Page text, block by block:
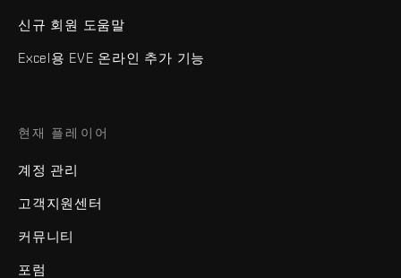
신규 회원 도움말
Excel용 EVE 온라인 추가 기능
현재 플레이어
계정 관리
고객지원센터
커뮤니티
포럼